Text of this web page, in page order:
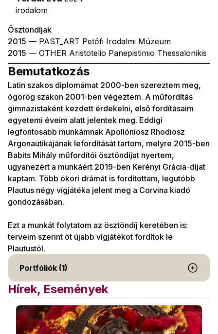
irodalom
Bemutatkozás
Latin szakos diplomámat 2000-ben szereztem meg,
ógörög szakon 2001-ben végeztem. A műfordítás
gimnazistaként kezdett érdekelni, első fordításaim
egyetemi éveim alatt jelentek meg. Eddigi
legfontosabb munkámnak Apollóniosz Rhodiosz
Argonautikájának lefordítását tartom, melyre 2015-ben
Babits Mihály műfordítói ösztöndíjat nyertem,
ugyanezért a munkáért 2019-ben Kerényi Grácia-díjat
kaptam. Több ókori drámát is fordítottam, legutóbb
Plautus négy vígjátéka jelent meg a Corvina kiadó
gondozásában.
Ezt a munkát folytatom az ösztöndíj keretében is:
terveim szerint öt újabb vígjátékot fordítok le
Plautustól.
Ösztöndíjak
2015 — PAST_ART Petőfi Irodalmi Múzeum
2015 — OTHER Aristotelio Panepistimio Thessalonikis
Portfóliók (1)
Hírek, Események